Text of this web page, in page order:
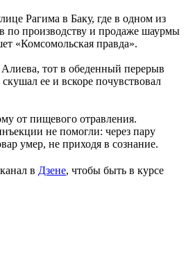
Рагима в Баку, где в одном из
по производству и продаже шаурмы
«Комсомольская правда».
Алиева, тот в обеденный перерыв
ее и вскоре почувствовал
от пищевого отравления.
не помогли: через пару
умер, не приходя в сознание.
в Дзене, чтобы быть в курсе